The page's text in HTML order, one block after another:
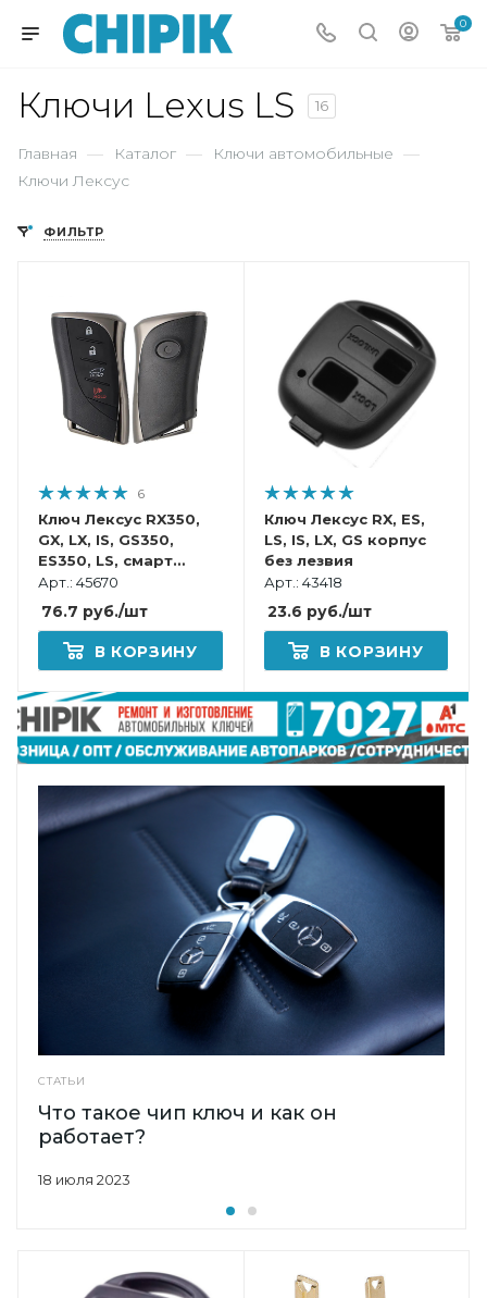
0
Ключи Lexus LS 16
Главная — Каталог — Ключи автомобильные —
Ключи Лексус
ФИЛЬТР
6
Ключ Лексус RX350,
GX, LX, IS, GS350,
ES350, LS, смарт
корпус
Арт.: 45670
76.7 руб./шт
В КОРЗИНУ
Ключ Лексус RX, ES,
LS, IS, LX, GS корпус
без лезвия
Арт.: 43418
23.6 руб./шт
В КОРЗИНУ
СТАТЬИ
18 июля 2023
Что такое чип ключ и как он
работает?